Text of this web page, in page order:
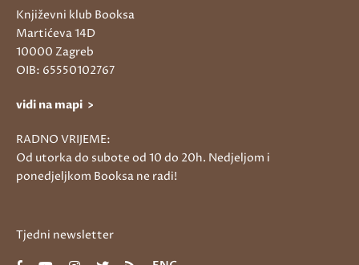
Književni klub Booksa
Martićeva 14D
10000 Zagreb
OIB: 65550102767
vidi na mapi >
RADNO VRIJEME:
Od utorka do subote od 10 do 20h. Nedjeljom i
ponedjeljkom Booksa ne radi!
Tjedni newsletter